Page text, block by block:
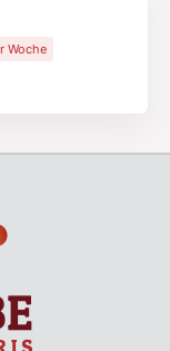
Woche